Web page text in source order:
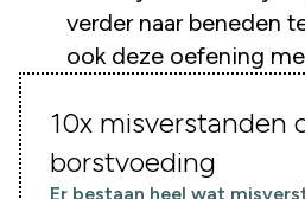
verder naar beneden
ook deze oefening
10x misverstanden
borstvoeding
Er bestaan heel wat